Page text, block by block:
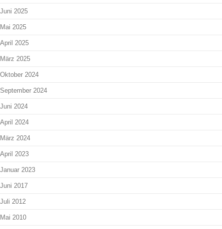
Juni 2025
Mai 2025
April 2025
März 2025
Oktober 2024
September 2024
Juni 2024
April 2024
März 2024
April 2023
Januar 2023
Juni 2017
Juli 2012
Mai 2010